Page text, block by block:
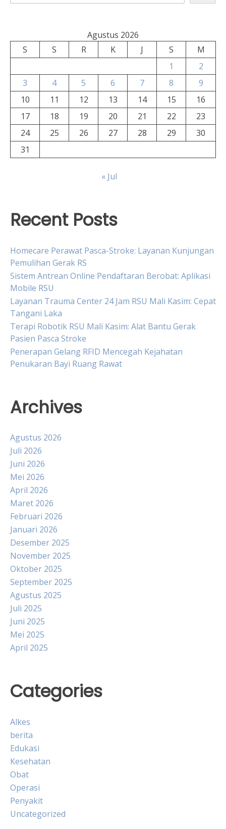
Agustus 2026
S
S R K J S
M
1
2
3
4 5 6 7 8
9
10
11 12 13 14 15
16
17
18 19 20 21 22
23
24
25 26 27 28 29
30
31
« Jul
Recent Posts
Homecare Perawat Pasca-Stroke: Layanan Kunjungan
Pemulihan Gerak RS
Sistem Antrean Online Pendaftaran Berobat: Aplikasi
Mobile RSU
Layanan Trauma Center 24 Jam RSU Mali Kasim: Cepat
Tangani Laka
Terapi Robotik RSU Mali Kasim: Alat Bantu Gerak
Pasien Pasca Stroke
Penerapan Gelang RFID Mencegah Kejahatan
Penukaran Bayi Ruang Rawat
Archives
Agustus 2026
Juli 2026
Juni 2026
Mei 2026
April 2026
Maret 2026
Februari 2026
Januari 2026
Desember 2025
November 2025
Oktober 2025
September 2025
Agustus 2025
Juli 2025
Juni 2025
Mei 2025
April 2025
Categories
Alkes
berita
Edukasi
Kesehatan
Obat
Operasi
Penyakit
Uncategorized